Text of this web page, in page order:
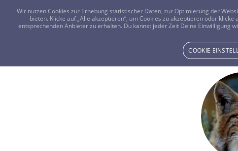
Wir nutzen Cookies zur Erhebung statistischer Daten, zur Optimierung der
bieten. Klicke auf „Alle akzeptieren“, um Cookies zu akzeptieren oder
entsprechenden Anbieter zu erhalten. Du kannst jeder Zeit Deine Einwilligung
COOKIE